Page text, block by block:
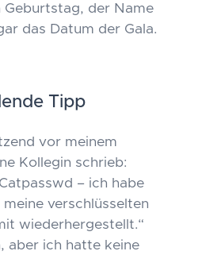
Geburtstag, der Name
das Datum der Gala.
Tipp
vor meinem
Kollegin schrieb:
– ich habe
verschlüsselten
wiederhergestellt.“
aber ich hatte keine